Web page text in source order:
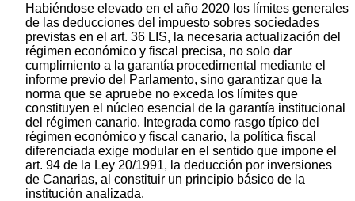
Habiéndose elevado en el año 2020 los límites generales
de las deducciones del impuesto sobres sociedades
previstas en el art. 36 LIS, la necesaria actualización del
régimen económico y fiscal precisa, no solo dar
cumplimiento a la garantía procedimental mediante el
informe previo del Parlamento, sino garantizar que la
norma que se apruebe no exceda los límites que
constituyen el núcleo esencial de la garantía institucional
del régimen canario. Integrada como rasgo típico del
régimen económico y fiscal canario, la política fiscal
diferenciada exige modular en el sentido que impone el
art. 94 de la Ley 20/1991, la deducción por inversiones
de Canarias, al constituir un principio básico de la
institución analizada.